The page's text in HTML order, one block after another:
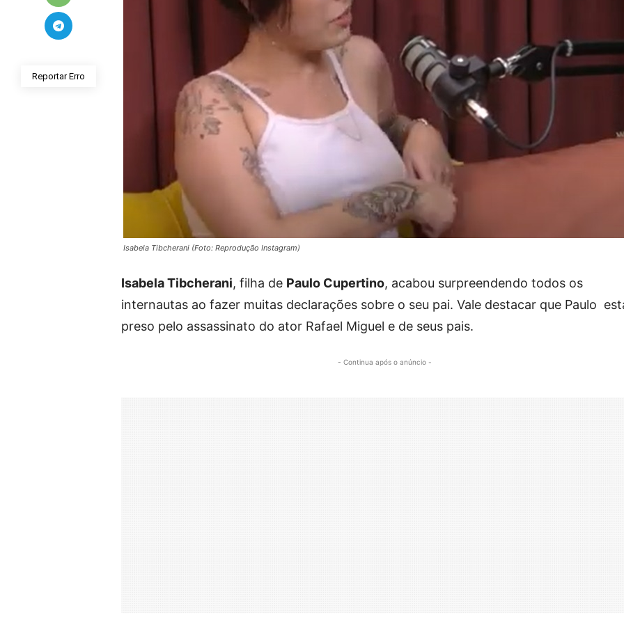
Reportar Erro
Isabela Tibcherani (Foto: Reprodução Instagram)
Isabela Tibcherani, filha de Paulo Cupertino, acabou surpreendendo todos os
internautas ao fazer muitas declarações sobre o seu pai. Vale destacar que Paulo
preso pelo assassinato do ator Rafael Miguel e de seus pais.
- Continua após o anúncio -